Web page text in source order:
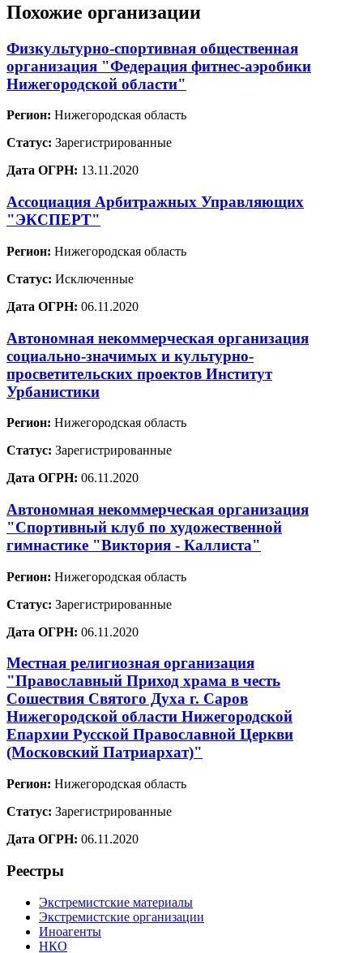
Похожие организации
Физкультурно-спортивная общественная
организация "Федерация фитнес-аэробики
Нижегородской области"
Регион: Нижегородская область
Статус: Зарегистрированные
Дата ОГРН: 13.11.2020
Ассоциация Арбитражных Управляющих
"ЭКСПЕРТ"
Регион: Нижегородская область
Статус: Исключенные
Дата ОГРН: 06.11.2020
Автономная некоммерческая организация
социально-значимых и культурно-
просветительских проектов Институт
Урбанистики
Регион: Нижегородская область
Статус: Зарегистрированные
Дата ОГРН: 06.11.2020
Автономная некоммерческая организация
"Спортивный клуб по художественной
гимнастике "Виктория - Каллиста"
Регион: Нижегородская область
Статус: Зарегистрированные
Дата ОГРН: 06.11.2020
Местная религиозная организация
"Православный Приход храма в честь
Сошествия Святого Духа г. Саров
Нижегородской области Нижегородской
Епархии Русской Православной Церкви
(Московский Патриархат)"
Регион: Нижегородская область
Статус: Зарегистрированные
Дата ОГРН: 06.11.2020
Реестры
Экстремистские материалы
Экстремистские организации
Иноагенты
НКО